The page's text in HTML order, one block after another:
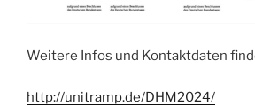
Weitere Infos und Kontaktdaten
http://unitramp.de/DHM2024/